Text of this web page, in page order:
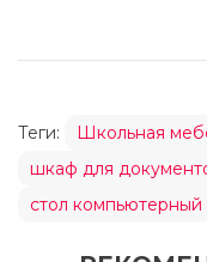
Теги: Школьная
шкаф для
стол компьютерный